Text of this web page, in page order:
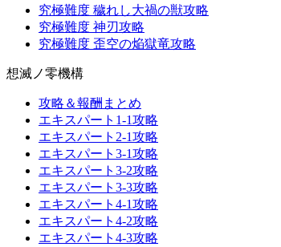
究極難度 穢れし大禍の獣攻略
究極難度 神刃攻略
究極難度 歪空の焔獄竜攻略
想滅ノ零機構
攻略＆報酬まとめ
エキスパート1-1攻略
エキスパート2-1攻略
エキスパート3-1攻略
エキスパート3-2攻略
エキスパート3-3攻略
エキスパート4-1攻略
エキスパート4-2攻略
エキスパート4-3攻略